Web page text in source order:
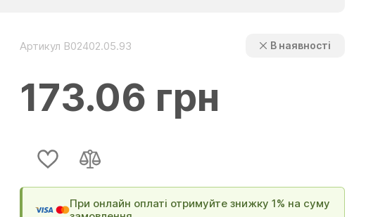
Артикул B02402.05.93 В наявності
173.06 грн
При онлайн оплаті отримуйте знижку 1% на суму